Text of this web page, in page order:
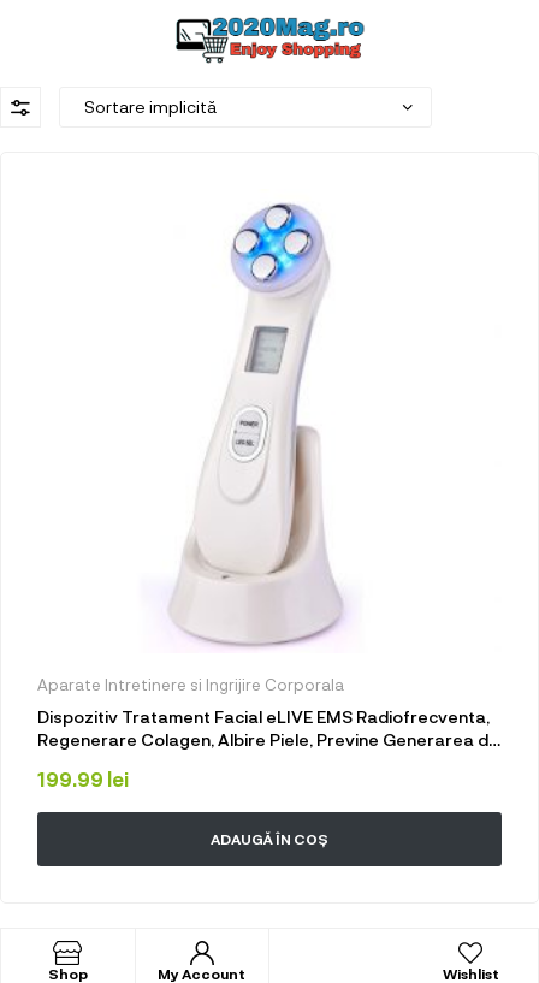
Aparate Intretinere si Ingrijire Corporala
Dispozitiv Tratament Facial eLIVE EMS Radiofrecventa,
Regenerare Colagen, Albire Piele, Previne Generarea de
199.99 lei
ADAUGĂ ÎN COȘ
Shop My Account Wishlist